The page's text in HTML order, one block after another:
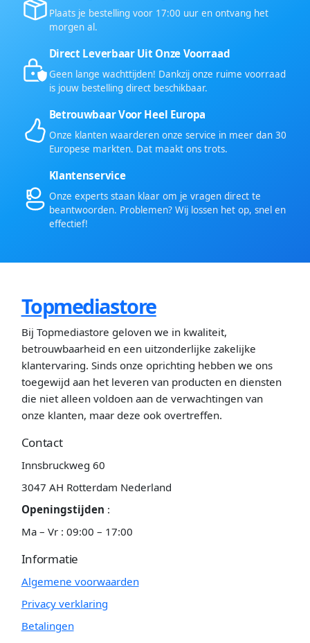
Plaats je bestelling voor 17:00 uur en ontvang het
morgen al.
Direct Leverbaar Uit Onze Voorraad
Geen lange wachttijden! Dankzij onze ruime voorraad
is jouw bestelling direct beschikbaar.
Betrouwbaar Voor Heel Europa
Onze klanten waarderen onze service in meer dan 30
Europese markten. Dat maakt ons trots.
Klantenservice
Onze experts staan klaar om je vragen direct te
beantwoorden. Problemen? Wij lossen het op, snel en
effectief!
Topmediastore
Bij Topmediastore geloven we in kwaliteit,
betrouwbaarheid en een uitzonderlijke zakelijke
klantervaring. Sinds onze oprichting hebben we ons
toegewijd aan het leveren van producten en diensten
die niet alleen voldoen aan de verwachtingen van
onze klanten, maar deze ook overtreffen.
Contact
Innsbruckweg 60
3047 AH Rotterdam Nederland
Openingstijden :
Ma – Vr : 09:00 – 17:00
Informatie
Algemene voorwaarden
Privacy verklaring
Betalingen